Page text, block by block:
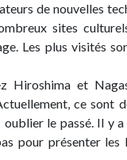
de nouvelles
sites
Les plus visités
Hiroshima et
ce sont
le passé. Il y
pour présenter les